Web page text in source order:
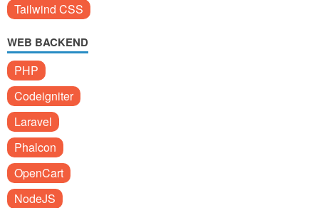
Tailwind CSS
WEB BACKEND
PHP
Codeigniter
Laravel
Phalcon
OpenCart
NodeJS